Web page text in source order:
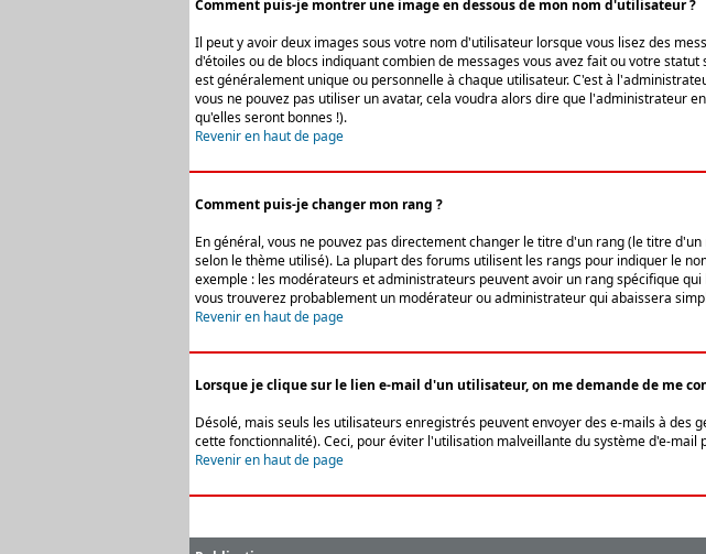
Comment puis-je montrer une image en dessous de mon nom d'utilisateur ?
Il peut y avoir deux images sous votre nom d'utilisateur lorsque vous lisez des
d'étoiles ou de blocs indiquant combien de messages vous avez fait ou votre
est généralement unique ou personnelle à chaque utilisateur. C'est à
vous ne pouvez pas utiliser un avatar, cela voudra alors dire que l'administrateur
qu'elles seront bonnes !).
Revenir en haut de page
Comment puis-je changer mon rang ?
En général, vous ne pouvez pas directement changer le titre d'un rang (le titre
selon le thème utilisé). La plupart des forums utilisent les rangs pour indiquer le
exemple : les modérateurs et administrateurs peuvent avoir un rang spécifique
vous trouverez probablement un modérateur ou administrateur qui abaissera
Revenir en haut de page
Lorsque je clique sur le lien e-mail d'un utilisateur, on me demande de me
Désolé, mais seuls les utilisateurs enregistrés peuvent envoyer des e-mails à
cette fonctionnalité). Ceci, pour éviter l'utilisation malveillante du système d'e-mail
Revenir en haut de page